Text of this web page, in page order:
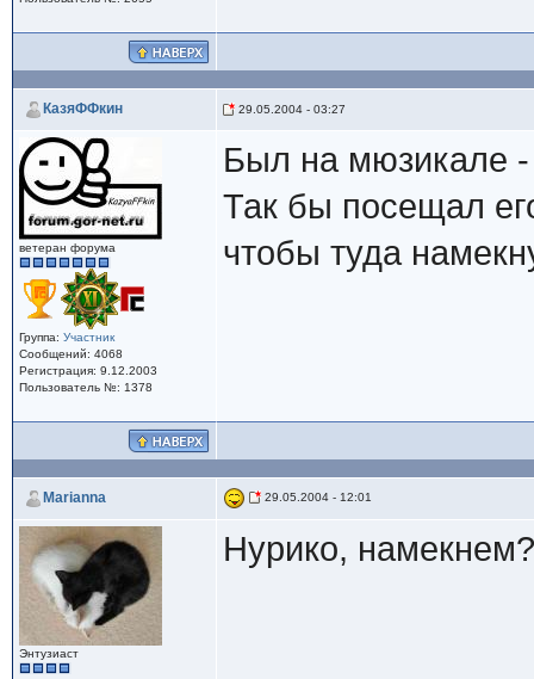
КазяФФкин 29.05.2004 - 03:27
ветеран форума
Группа: Участник
Сообщений: 4068
Регистрация: 9.12.2003
Пользователь №: 1378
Был на мюзикале
Так бы посещал
чтобы туда
Marianna 29.05.2004 - 12:01
Энтузиаст
Нурико,